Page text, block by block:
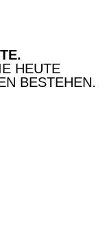
HEUTE
BESTEHEN.